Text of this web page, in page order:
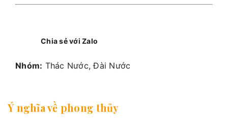
Chia sẻ với Zalo
Nhóm: Thác Nước, Đài Nước
Ý nghĩa về phong thủy